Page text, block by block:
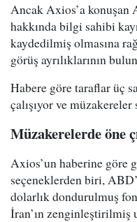
Ancak Axios’a
hakkında bilgi sahibi
kaydedilmiş olmasına
görüş ayrılıklarının
Habere göre taraflar üç
çalışıyor ve
Müzakerelerde öne
Axios’un haberine göre
seçeneklerden biri,
dolarlık dondurulmuş
İran’ın zenginleştirilmiş